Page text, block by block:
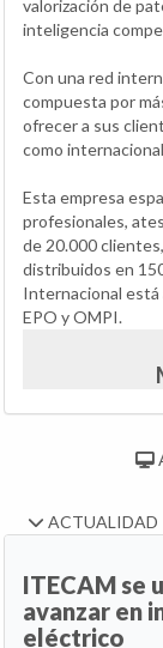
valorización de
inteligencia
Con una red
compuesta por
ofrecer a sus
como
Esta empresa
profesionales,
de 20.000
distribuidos en
Internacional está
EPO y OMPI.
ACTUALIDAD
ITECAM se
avanzar en
eléctrico